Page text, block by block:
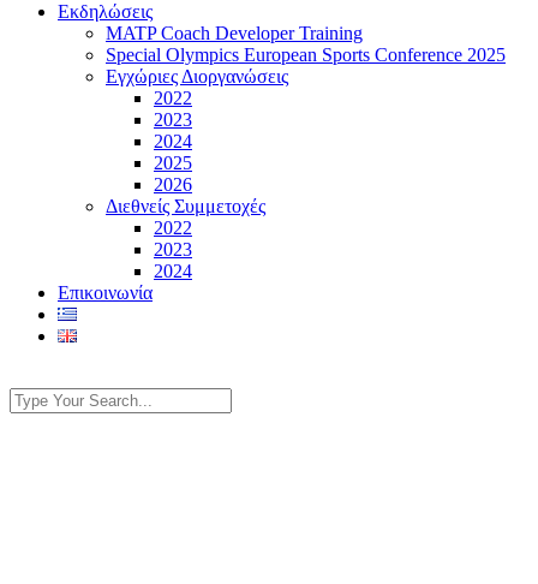
Εκδηλώσεις
MATP Coach Developer Training
Special Olympics European Sports Conference 2025
Εγχώριες Διοργανώσεις
2022
2023
2024
2025
2026
Διεθνείς Συμμετοχές
2022
2023
2024
Επικοινωνία